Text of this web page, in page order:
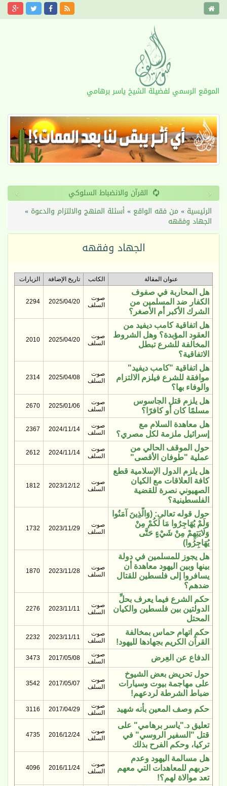
الموقع الرسمي لفضيلة الشيخ ياسر برهامي
القرآن والانضباط السلوكي ‹
›
الرئيسية » من فقه الواقع »أسئلة المنهج والالتزام والدعوة »
الجهاد وفقهه
الجهاد وفقهه
عنوان المقالة الكاتب تاريخ الإضافة الزيارات
هل المحاربة في صفوف
الكفار ضد المسلمين من
الشرك الأكبر أم الأصغر؟
صوت
السلف
2025/04/20
2294
هل اتفاقية كامب ديفيد من
العقود المؤبدة؟ وهل الشروط
المخالفة للشرع تبطل
الاتفاقية؟
صوت
السلف
2025/04/20
2010
هل اتفاقية "كامب ديفيد"
موافقة للشرع فيلزم الالتزام
والوفاء بها؟
صوت
السلف
2025/04/08
2314
هل يلزم قتل الجاسوس
مسلمًا كان أو كافرًا؟
صوت
السلف
2025/01/06
2670
هل معاهدة السلام مع
إسرائيل ملزمة لكل مصري؟
صوت
السلف
2024/11/14
2367
حول الموقف الحالي من
عملية "طوفان الأقصى"
صوت
السلف
2024/11/14
2612
هل يلزم الدول الإسلامية قطع
كافة العلاقات مع الكيان
الصهيوني نصرة للقضية
الفلسطينية؟
صوت
السلف
2023/12/12
1812
حول قوله تعالى: (وَالَّذِينَ آمَنُوا
وَلَمْ يُهَاجِرُوا مَا لَكُمْ مِنْ
وَلَايَتِهِمْ مِنْ شَيْءٍ حَتَّى
يُهَاجِرُوا)
صوت
السلف
2023/11/29
1732
هل يجوز للمسلمين في دولة
بينها وبين اليهود معاهدة أن
يسافروا إلى فلسطين للقتال
ضدهم؟
صوت
السلف
2023/11/28
1870
حكم الشرع فيما يعرف بحلِّ
الدولتين بين فلسطين والكيان
المحتل
صوت
السلف
2023/11/11
2276
حكم اتهام حماس بمخالفة
القرآن الكريم بجهادها لليهود!
صوت
السلف
2023/11/11
2232
الدفاع عن العِرض
صوت
السلف
2017/05/08
3473
حول تحريض بعض الشيوخ
على مهاجمة بيوت وسيارات
ضباط الشرطة لردعهم!
صوت
السلف
2017/05/07
3542
حكم وصف المعين بأنه شهيد
صوت
السلف
2017/04/29
3116
تعليق د."ياسر برهامي" على
قتل "السفير الروسي" في
تركيا، وحكم الفرح بذلك
صوت
السلف
2016/12/24
4735
هل مسالمة اليهود وعدم
حربهم للمعاهدات التي معهم
تعد موالاة لهم؟!
صوت
السلف
2016/11/24
4096